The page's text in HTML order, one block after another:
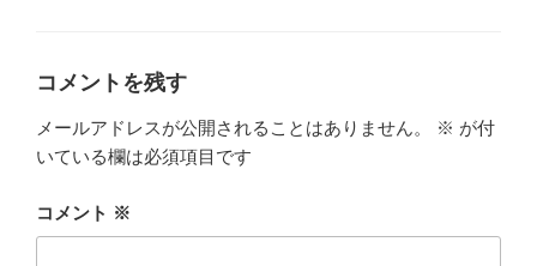
コメントを残す
メールアドレスが公開されることはありません。 ※ が付
いている欄は必須項目です
コメント ※